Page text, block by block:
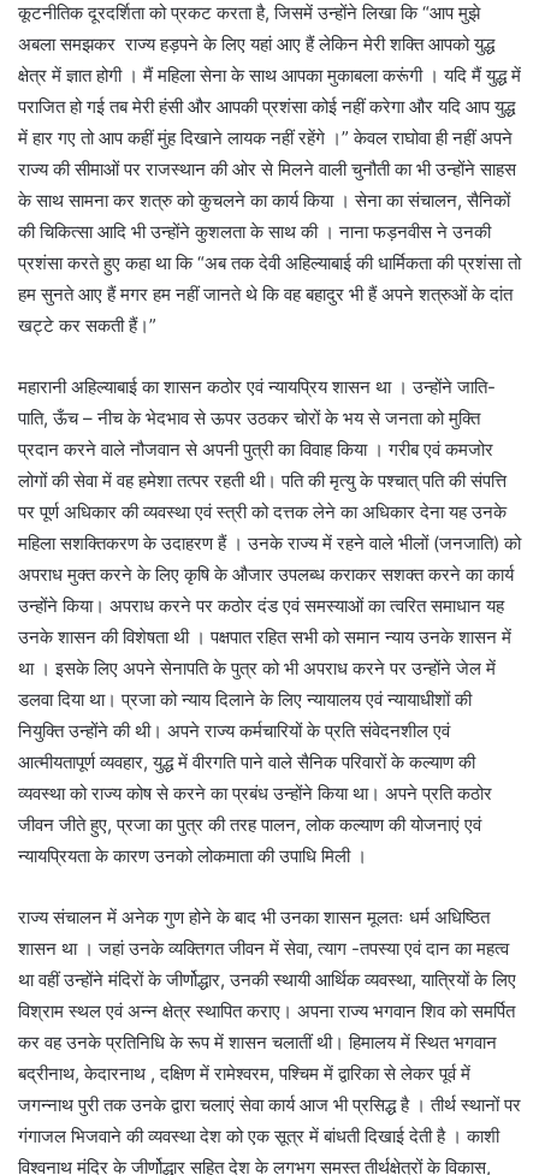
कूटनीतिक दूरदर्शिता को प्रकट करता है, जिसमें उन्होंने लिखा कि “आप मुझे
अबला समझकर राज्य हड़पने के लिए यहां आए हैं लेकिन मेरी शक्ति आपको युद्ध
क्षेत्र में ज्ञात होगी । मैं महिला सेना के साथ आपका मुकाबला करूंगी । यदि मैं युद्ध में
पराजित हो गई तब मेरी हंसी और आपकी प्रशंसा कोई नहीं करेगा और यदि आप युद्ध
में हार गए तो आप कहीं मुंह दिखाने लायक नहीं रहेंगे ।” केवल राघोवा ही नहीं अपने
राज्य की सीमाओं पर राजस्थान की ओर से मिलने वाली चुनौती का भी उन्होंने साहस
के साथ सामना कर शत्रु को कुचलने का कार्य किया । सेना का संचालन, सैनिकों
की चिकित्सा आदि भी उन्होंने कुशलता के साथ की । नाना फड़नवीस ने उनकी
प्रशंसा करते हुए कहा था कि “अब तक देवी अहिल्याबाई की धार्मिकता की प्रशंसा तो
हम सुनते आए हैं मगर हम नहीं जानते थे कि वह बहादुर भी हैं अपने शत्रुओं के दांत
खट्टे कर सकती हैं।”
महारानी अहिल्याबाई का शासन कठोर एवं न्यायप्रिय शासन था । उन्होंने जाति-
पाति, ऊँच – नीच के भेदभाव से ऊपर उठकर चोरों के भय से जनता को मुक्ति
प्रदान करने वाले नौजवान से अपनी पुत्री का विवाह किया । गरीब एवं कमजोर
लोगों की सेवा में वह हमेशा तत्पर रहती थी। पति की मृत्यु के पश्चात् पति की संपत्ति
पर पूर्ण अधिकार की व्यवस्था एवं स्त्री को दत्तक लेने का अधिकार देना यह उनके
महिला सशक्तिकरण के उदाहरण हैं । उनके राज्य में रहने वाले भीलों (जनजाति) को
अपराध मुक्त करने के लिए कृषि के औजार उपलब्ध कराकर सशक्त करने का कार्य
उन्होंने किया। अपराध करने पर कठोर दंड एवं समस्याओं का त्वरित समाधान यह
उनके शासन की विशेषता थी । पक्षपात रहित सभी को समान न्याय उनके शासन में
था । इसके लिए अपने सेनापति के पुत्र को भी अपराध करने पर उन्होंने जेल में
डलवा दिया था। प्रजा को न्याय दिलाने के लिए न्यायालय एवं न्यायाधीशों की
नियुक्ति उन्होंने की थी। अपने राज्य कर्मचारियों के प्रति संवेदनशील एवं
आत्मीयतापूर्ण व्यवहार, युद्ध में वीरगति पाने वाले सैनिक परिवारों के कल्याण की
व्यवस्था को राज्य कोष से करने का प्रबंध उन्होंने किया था। अपने प्रति कठोर
जीवन जीते हुए, प्रजा का पुत्र की तरह पालन, लोक कल्याण की योजनाएं एवं
न्यायप्रियता के कारण उनको लोकमाता की उपाधि मिली ।
राज्य संचालन में अनेक गुण होने के बाद भी उनका शासन मूलतः धर्म अधिष्ठित
शासन था । जहां उनके व्यक्तिगत जीवन में सेवा, त्याग -तपस्या एवं दान का महत्व
था वहीं उन्होंने मंदिरों के जीर्णोद्धार, उनकी स्थायी आर्थिक व्यवस्था, यात्रियों के लिए
विश्राम स्थल एवं अन्न क्षेत्र स्थापित कराए। अपना राज्य भगवान शिव को समर्पित
कर वह उनके प्रतिनिधि के रूप में शासन चलातीं थी। हिमालय में स्थित भगवान
बद्रीनाथ, केदारनाथ , दक्षिण में रामेश्वरम, पश्चिम में द्वारिका से लेकर पूर्व में
जगन्नाथ पुरी तक उनके द्वारा चलाएं सेवा कार्य आज भी प्रसिद्ध है । तीर्थ स्थानों पर
गंगाजल भिजवाने की व्यवस्था देश को एक सूत्र में बांधती दिखाई देती है । काशी
विश्वनाथ मंदिर के जीर्णोद्धार सहित देश के लगभग समस्त तीर्थक्षेत्रों के विकास,